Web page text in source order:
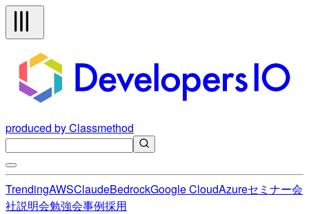
produced by Classmethod
TrendingAWSClaudeBedrockGoogle CloudAzureセミナー会
社説明会勉強会事例採用